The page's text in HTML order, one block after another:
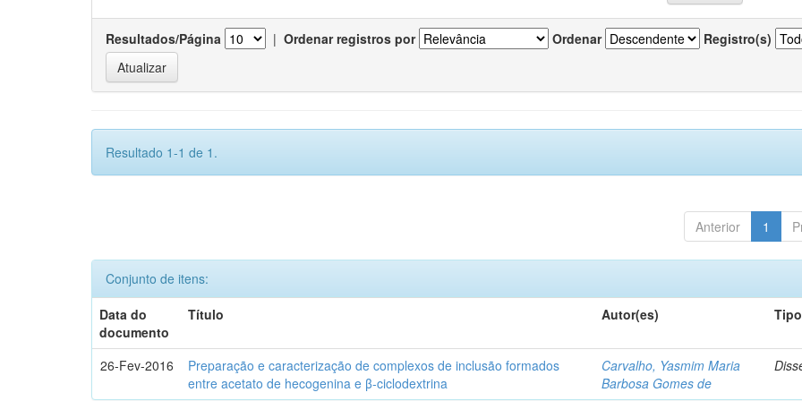
Resultados/Página | Ordenar registros por Ordenar Registro(s)
Resultado 1-1 de 1.
Anterior 1
Conjunto de itens:
Data do
documento
Título Autor(es) Tipo
26-Fev-2016
Preparação e caracterização de complexos de inclusão formados
entre acetato de hecogenina e β-ciclodextrina
Carvalho, Yasmim Maria
Barbosa Gomes de